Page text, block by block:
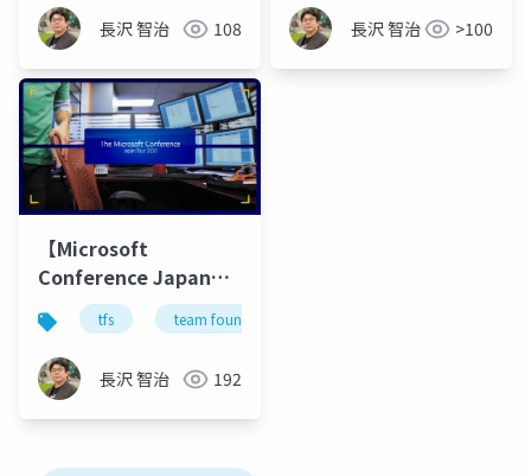
長沢 智治 108 長沢 智治 >100
【Microsoft
Conference Japan
Tour 2010】 T4-2 クラ
ウド時代を迎えたソフ
トウェア開発における
現場力の向上
tfs team foundation server
長沢 智治 192